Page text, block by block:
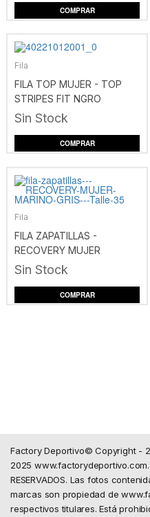
COMPRAR
Fila
FILA TOP MUJER - TOP
STRIPES FIT NGRO
Sin Stock
COMPRAR
Fila
FILA ZAPATILLAS -
RECOVERY MUJER
MARINO-GRIS
Sin Stock
COMPRAR
Factory Deportivo© Copyright -
2025
RESERVADOS. Las fotos
marcas son propiedad de
respectivos titulares. Está